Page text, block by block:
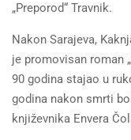
„Preporod“ Travnik.
Nakon Sarajeva,
je promovisan roman
90 godina stajao u
godina nakon smrti
književnika Envera